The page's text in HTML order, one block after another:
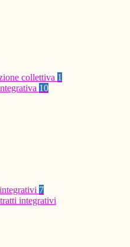
collettiva 1
10
7
integrativi